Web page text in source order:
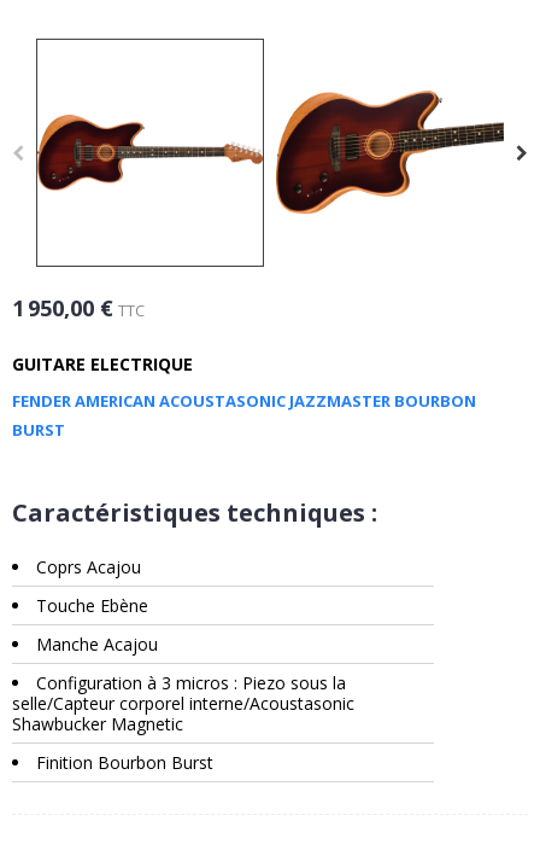
1 950,00 € TTC
GUITARE ELECTRIQUE
FENDER AMERICAN ACOUSTASONIC JAZZMASTER BOURBON
BURST
Caractéristiques techniques :
Coprs Acajou
Touche Ebène
Manche Acajou
Configuration à 3 micros : Piezo sous la
selle/Capteur corporel interne/Acoustasonic
Shawbucker Magnetic
Finition Bourbon Burst